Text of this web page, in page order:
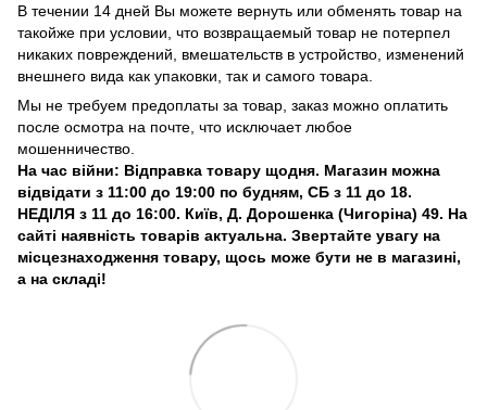
В течении 14 дней Вы можете вернуть или обменять товар на
такойже при условии, что возвращаемый товар не потерпел
никаких повреждений, вмешательств в устройство, изменений
внешнего вида как упаковки, так и самого товара.
Мы не требуем предоплаты за товар, заказ можно оплатить
после осмотра на почте, что исключает любое
мошенничество.
На час війни: Відправка товару щодня. Магазин можна
відвідати з 11:00 до 19:00 по будням, СБ з 11 до 18.
НЕДІЛЯ з 11 до 16:00. Київ, Д. Дорошенка (Чигоріна) 49. На
сайті наявність товарів актуальна. Звертайте увагу на
місцезнаходження товару, щось може бути не в магазині,
а на складі!